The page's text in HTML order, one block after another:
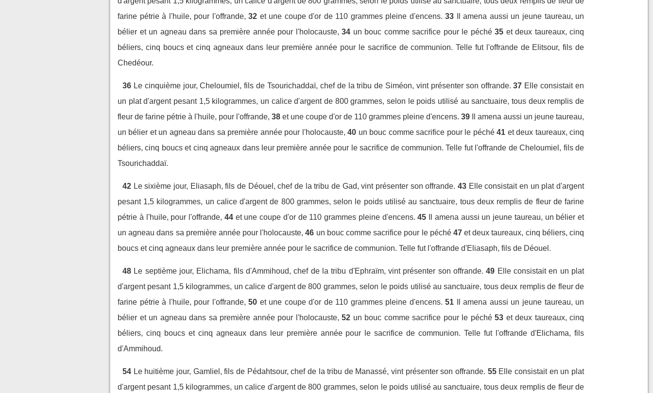
farine pétrie à l'huile, pour l'offrande, 32 et une coupe d'or de 110 grammes pleine d'encens. 33
Il amena aussi un jeune taureau, un
bélier et un agneau dans sa première année pour l'holocauste, 34 un bouc comme sacrifice pour le péché 35 et deux taureaux, cinq
béliers, cinq boucs et cinq agneaux dans leur première année pour le sacrifice de communion. Telle fut l'offrande de Elitsour, fils de
Chedéour.
36 Le cinquième jour, Cheloumiel, fils de Tsourichaddaï, chef de la tribu de Siméon, vint présenter son offrande. 37 Elle consistait en
un plat d'argent pesant 1,5 kilogrammes, un calice d'argent de 800 grammes, selon le poids utilisé au sanctuaire, tous deux remplis de
fleur de farine pétrie à l'huile, pour l'offrande, 38 et une coupe d'or de 110 grammes pleine d'encens. 39
Il amena aussi un jeune taureau,
un bélier et un agneau dans sa première année pour l'holocauste, 40 un bouc comme sacrifice pour le péché 41 et deux taureaux, cinq
béliers, cinq boucs et cinq agneaux dans leur première année pour le sacrifice de communion. Telle fut l'offrande de Cheloumiel, fils de
Tsourichaddaï.
42 Le sixième jour, Eliasaph, fils de Déouel, chef de la tribu de Gad, vint présenter son offrande. 43 Elle consistait en un plat d'argent
pesant 1,5 kilogrammes, un calice d'argent de 800 grammes, selon le poids utilisé au sanctuaire, tous deux remplis de fleur de farine
pétrie à l'huile, pour l'offrande, 44 et une coupe d'or de 110 grammes pleine d'encens. 45
Il amena aussi un jeune taureau, un bélier et
un agneau dans sa première année pour l'holocauste, 46 un bouc comme sacrifice pour le péché 47 et deux taureaux, cinq béliers, cinq
boucs et cinq agneaux dans leur première année pour le sacrifice de communion. Telle fut l'offrande d'Eliasaph, fils de Déouel.
48 Le septième jour, Elichama, fils d'Ammihoud, chef de la tribu d'Ephraïm, vint présenter son offrande. 49 Elle consistait en un plat
d'argent pesant 1,5 kilogrammes, un calice d'argent de 800 grammes, selon le poids utilisé au sanctuaire, tous deux remplis de fleur de
farine pétrie à l'huile, pour l'offrande, 50 et une coupe d'or de 110 grammes pleine d'encens. 51
Il amena aussi un jeune taureau, un
bélier et un agneau dans sa première année pour l'holocauste, 52 un bouc comme sacrifice pour le péché 53 et deux taureaux, cinq
béliers, cinq boucs et cinq agneaux dans leur première année pour le sacrifice de communion. Telle fut l'offrande d'Elichama, fils
d'Ammihoud.
54 Le huitième jour, Gamliel, fils de Pédahtsour, chef de la tribu de Manassé, vint présenter son offrande. 55 Elle consistait en un plat
d'argent pesant 1,5 kilogrammes, un calice d'argent de 800 grammes, selon le poids utilisé au sanctuaire, tous deux remplis de fleur de